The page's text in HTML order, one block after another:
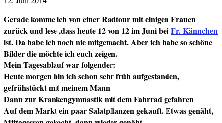
Gerade komme ich von einer Radtour mit einigen Frauen
zurück und lese ,dass heute 12 von 12 im Juni bei Fr. Kännchen
ist. Da habe ich noch nie mitgemacht. Aber ich habe so schöne
Bilder die möchte ich euch zeigen.
Mein Tagesablauf war folgender:
Heute morgen bin ich schon sehr früh aufgestanden,
gefrühstückt mit meinem Mann.
Dann zur Krankengymnastik mit dem Fahrrad gefahren
Auf dem Markt ein paar Salatpflanzen gekauft. Etwas genäht,